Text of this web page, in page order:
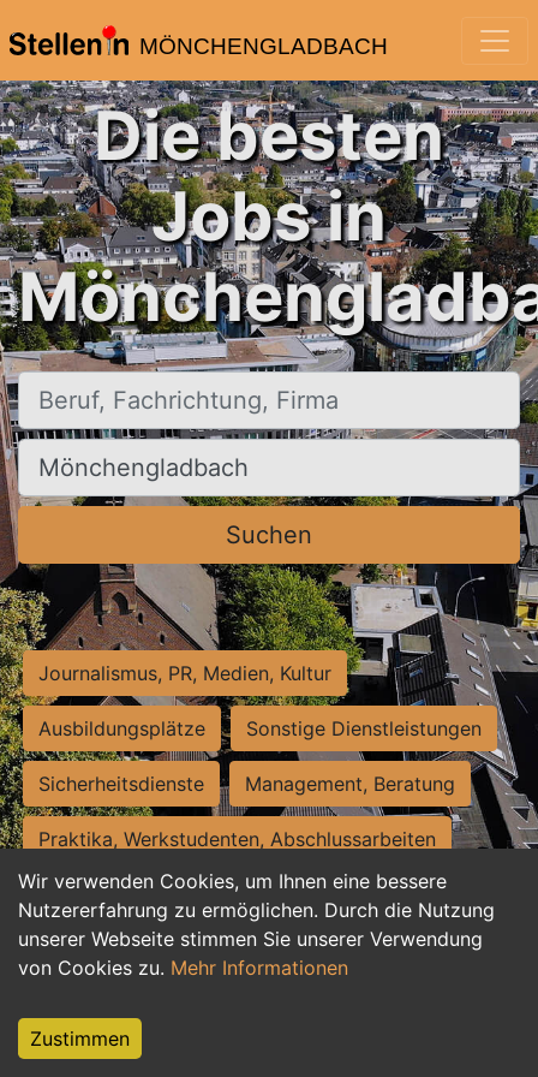
MÖNCHENGLADBACH
Wir verwenden Cookies, um Ihnen eine bessere
Nutzererfahrung zu ermöglichen. Durch die Nutzung
unserer Webseite stimmen Sie unserer Verwendung
von Cookies zu. Mehr Informationen
Zustimmen
Die besten
Jobs in
Beruf, Fachrichtung, Firma
Ort, Stadt
Suchen
Journalismus, PR, Medien, Kultur
Ausbildungsplätze Sonstige Dienstleistungen
Sicherheitsdienste Management, Beratung
Praktika, Werkstudenten, Abschlussarbeiten
Personalwesen Assistenz, Sekretariat
Hilfskräfte, Aushilfs- und Nebenjobs
Weiterbildung, Studium, duale Ausbildung